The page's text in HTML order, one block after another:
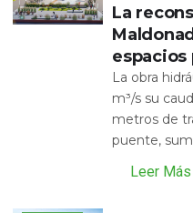
La
espacios
La obra
m³/s su
metros de
puente,
Leer Más